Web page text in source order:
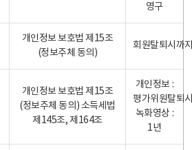
영구
개인정보 보호법 제15조
(정보주체 동의)
회원탈퇴시까
개인정보 보호법 제15조
(정보주체 동의) 소득세법
제145조, 제164조
개인정보 :
평가위원탈퇴
녹화영상 :
1년